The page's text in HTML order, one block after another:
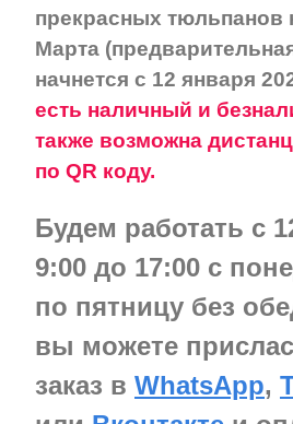
прекрасных тюльпанов
Марта
начнется с 12 января
есть наличный и
также возможна
по QR коду.
Будем работать с
9:00 до 17:00 с
по пятницу без
вы можете
заказ в WhatsApp,